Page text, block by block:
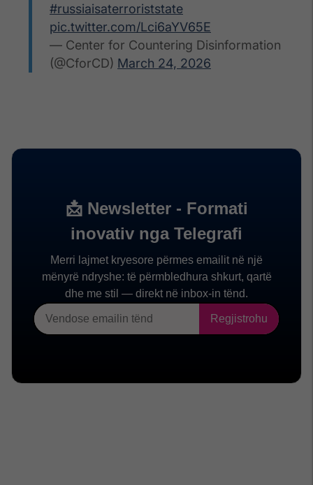
#russiaisaterroriststate
pic.twitter.com/Lci6aYV65E
— Center for Countering Disinformation
(@CforCD) March 24, 2026